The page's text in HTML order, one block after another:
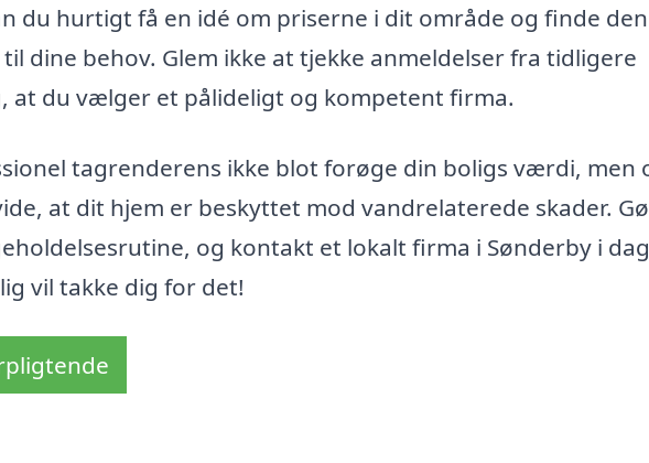
du hurtigt få en idé om priserne i dit område og finde den
dine behov. Glem ikke at tjekke anmeldelser fra tidligere
at du vælger et pålideligt og kompetent firma.
tagrenderens ikke blot forøge din boligs værdi, men
at dit hjem er beskyttet mod vandrelaterede skader.
og kontakt et lokalt firma i Sønderby i
vil takke dig for det!